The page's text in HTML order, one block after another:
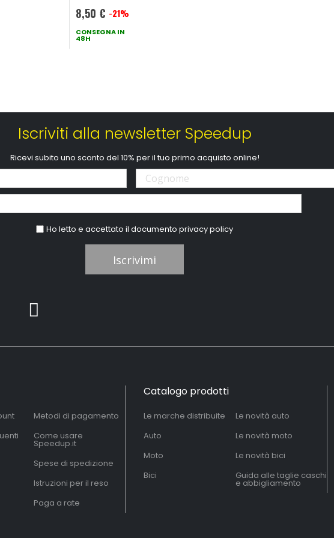
Prezzo
speciale
8,50 € -21%
CONSEGNA IN
48H
Iscriviti alla newsletter Speedup
Ricevi subito uno sconto del 10% per il tuo primo acquisto online!
Ho letto e accettato il documentoprivacy policy
Iscrivimi
Metodi di pagamento
Come usare
Speedup.it
Spese di spedizione
Istruzioni per il reso
Paga a rate
Catalogo prodotti
Le marche distribuite
Auto
Moto
Bici
Le novità auto
Le novità moto
Le novità bici
Guida alle taglie caschi
e abbigliamento